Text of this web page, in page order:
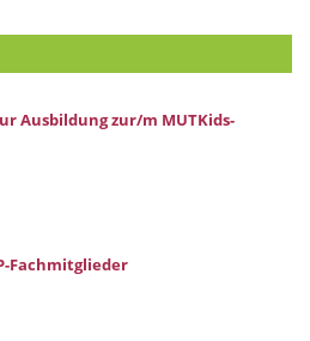
Ausbildung zur/m MUTKids-
Fachmitglieder